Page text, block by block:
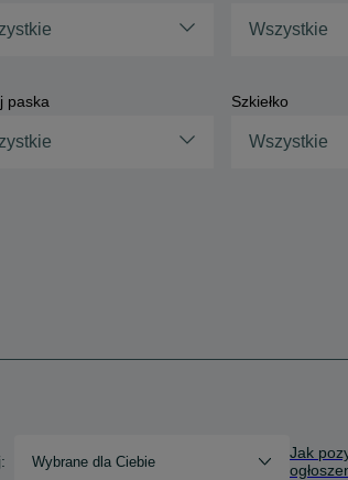
Wszystkie
paska Szkiełko
Wszystkie
Wybrane dla Ciebie
Jak